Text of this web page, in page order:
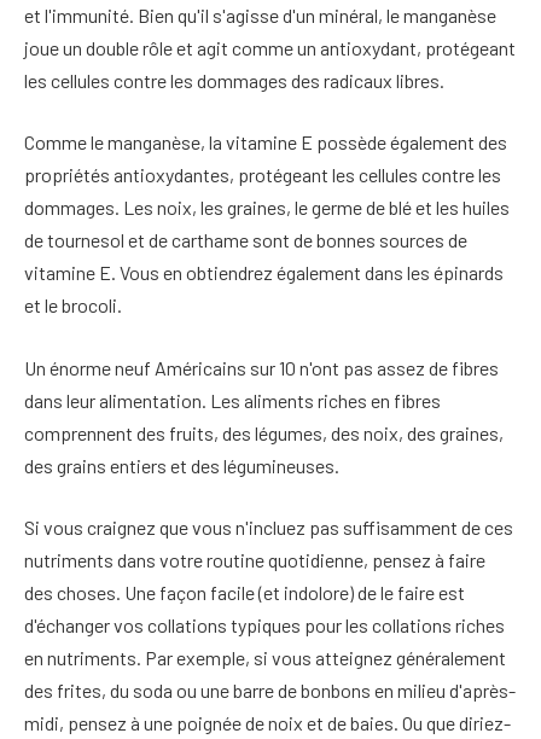
et l'immunité. Bien qu'il s'agisse d'un minéral, le manganèse
joue un double rôle et agit comme un antioxydant, protégeant
les cellules contre les dommages des radicaux libres.
Comme le manganèse, la vitamine E possède également des
propriétés antioxydantes, protégeant les cellules contre les
dommages. Les noix, les graines, le germe de blé et les huiles
de tournesol et de carthame sont de bonnes sources de
vitamine E. Vous en obtiendrez également dans les épinards
et le brocoli.
Un énorme neuf Américains sur 10 n'ont pas assez de fibres
dans leur alimentation. Les aliments riches en fibres
comprennent des fruits, des légumes, des noix, des graines,
des grains entiers et des légumineuses.
Si vous craignez que vous n'incluez pas suffisamment de ces
nutriments dans votre routine quotidienne, pensez à faire
des choses. Une façon facile (et indolore) de le faire est
d'échanger vos collations typiques pour les collations riches
en nutriments. Par exemple, si vous atteignez généralement
des frites, du soda ou une barre de bonbons en milieu d'après-
midi, pensez à une poignée de noix et de baies. Ou que diriez-